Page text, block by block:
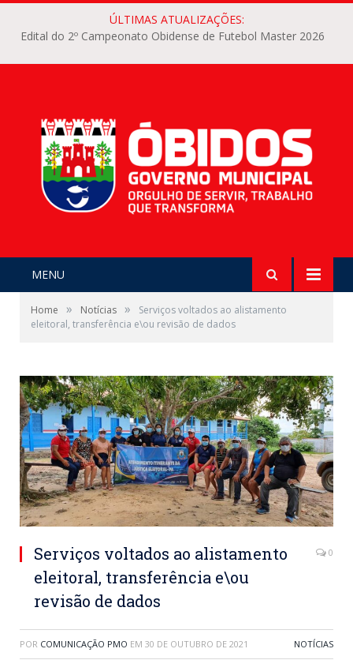
ÚLTIMAS ATUALIZAÇÕES:
Edital do 2º Campeonato Obidense de Futebol Master 2026
MENU
Home » Notícias »
Serviços voltados ao alistamento
eleitoral, transferência e\ou revisão de dados
Serviços voltados ao alistamento
eleitoral, transferência e\ou
revisão de dados
0
POR COMUNICAÇÃO PMO EM 30 DE OUTUBRO DE 2021 NOTÍCIAS